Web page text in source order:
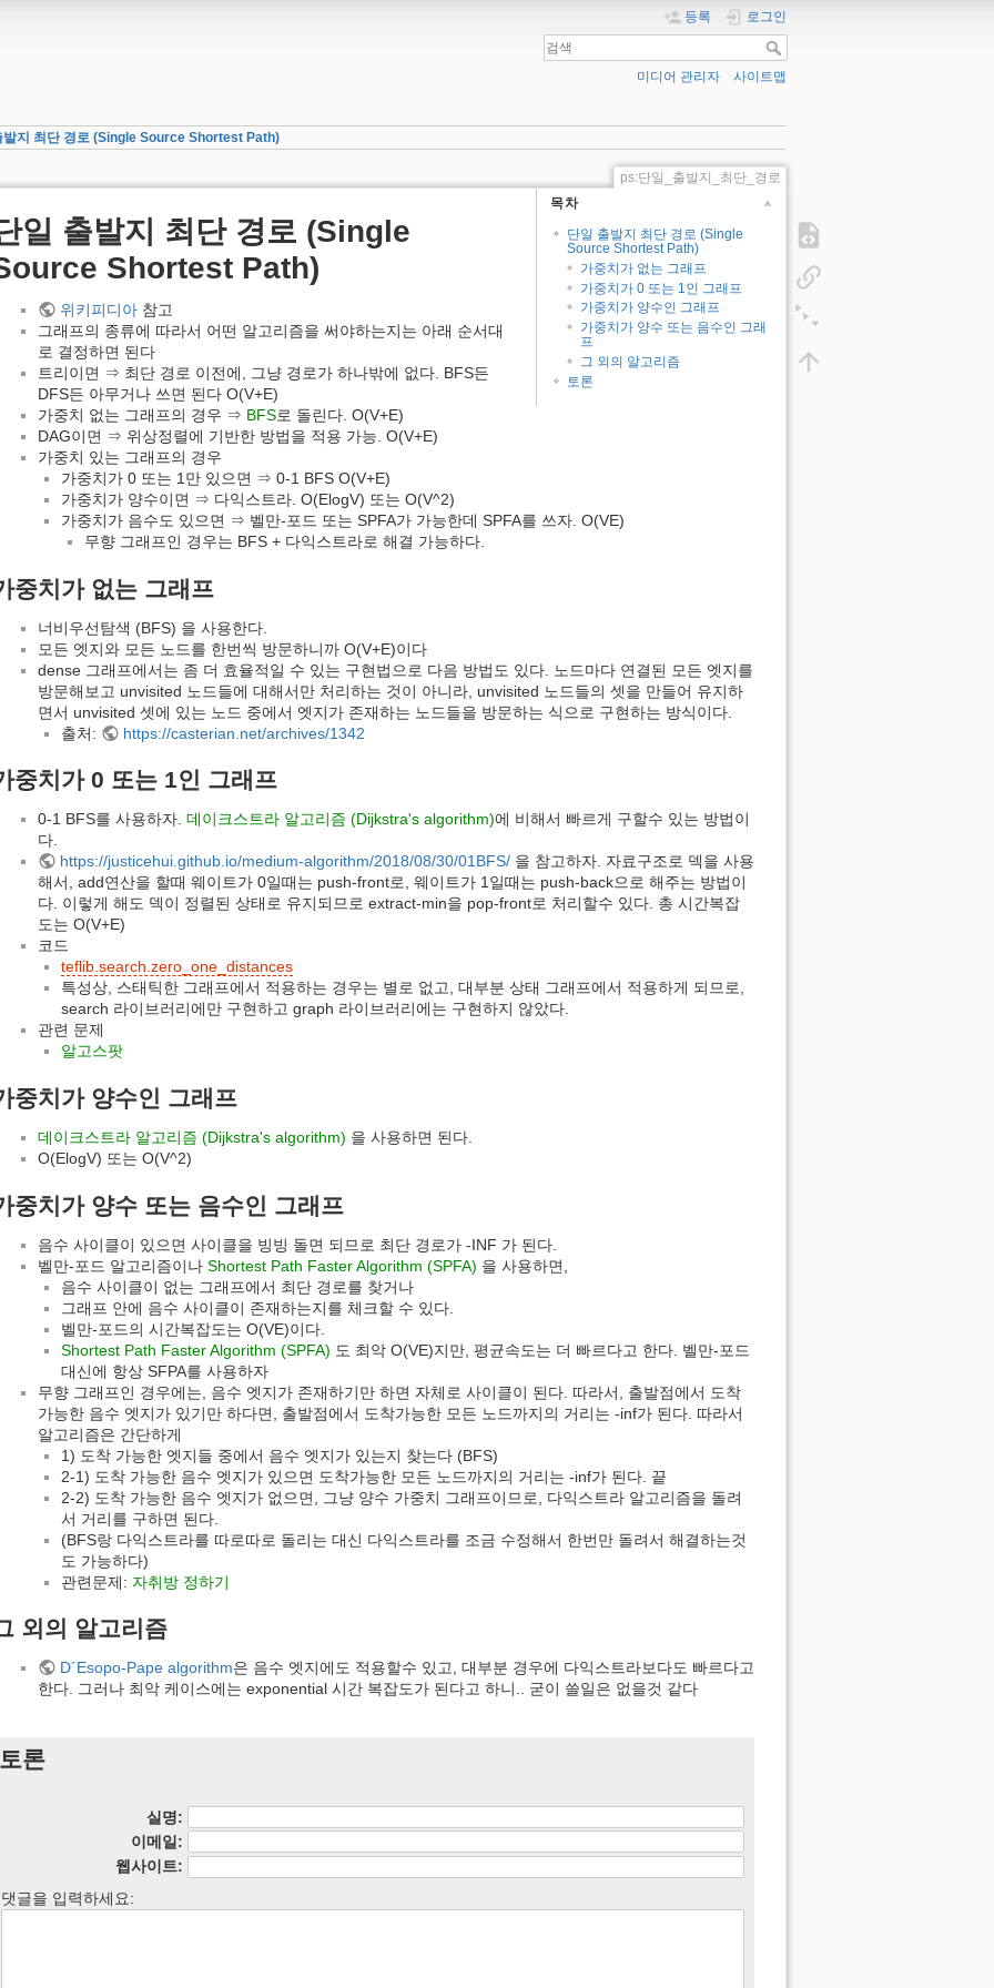
등록 로그인
미디어 관리자 사이트맵
발지 최단 경로 (Single Source Shortest Path)
ps:단일_출발지_최단_경로
목차
단일 출발지 최단 경로 (Single
Source Shortest Path)
가중치가 없는 그래프
가중치가 0 또는 1인 그래프
가중치가 양수인 그래프
가중치가 양수 또는 음수인 그래
프
그 외의 알고리즘
토론
일 출발지 최단 경로 (Single
Shortest Path)
위키피디아참고
그래프의 종류에 따라서 어떤 알고리즘을 써야하는지는 아래 순서대
로 결정하면 된다
트리이면 ⇒ 최단 경로 이전에, 그냥 경로가 하나밖에 없다. BFS든
DFS든 아무거나 쓰면 된다 O(V+E)
가중치 없는 그래프의 경우 ⇒ BFS로 돌린다. O(V+E)
DAG이면 ⇒ 위상정렬에 기반한 방법을 적용 가능. O(V+E)
가중치 있는 그래프의 경우
가중치가 0 또는 1만 있으면 ⇒ 0-1 BFS O(V+E)
가중치가 양수이면 ⇒ 다익스트라. O(ElogV) 또는 O(V^2)
가중치가 음수도 있으면 ⇒ 벨만-포드 또는 SPFA가 가능한데 SPFA를 쓰자. O(VE)
무향 그래프인 경우는 BFS + 다익스트라로 해결 가능하다.
중치가 없는 그래프
너비우선탐색 (BFS) 을 사용한다.
모든 엣지와 모든 노드를 한번씩 방문하니까 O(V+E)이다
dense 그래프에서는 좀 더 효율적일 수 있는 구현법으로 다음 방법도 있다. 노드마다 연결된 모든 엣지를
방문해보고 unvisited 노드들에 대해서만 처리하는 것이 아니라, unvisited 노드들의 셋을 만들어 유지하
면서 unvisited 셋에 있는 노드 중에서 엣지가 존재하는 노드들을 방문하는 식으로 구현하는 방식이다.
출처:
https://casterian.net/archives/1342
중치가 0 또는 1인 그래프
0-1 BFS를 사용하자. 데이크스트라 알고리즘 (Dijkstra's algorithm)에 비해서 빠르게 구할수 있는 방법이
다.
https://justicehui.github.io/medium-algorithm/2018/08/30/01BFS/을 참고하자. 자료구조로 덱을 사용
해서, add연산을 할때 웨이트가 0일때는 push-front로, 웨이트가 1일때는 push-back으로 해주는 방법이
다. 이렇게 해도 덱이 정렬된 상태로 유지되므로 extract-min을 pop-front로 처리할수 있다. 총 시간복잡
도는 O(V+E)
코드
teflib.search.zero_one_distances
특성상, 스태틱한 그래프에서 적용하는 경우는 별로 없고, 대부분 상태 그래프에서 적용하게 되므로,
search 라이브러리에만 구현하고 graph 라이브러리에는 구현하지 않았다.
관련 문제
알고스팟
중치가 양수인 그래프
데이크스트라 알고리즘 (Dijkstra's algorithm) 을 사용하면 된다.
O(ElogV) 또는 O(V^2)
중치가 양수 또는 음수인 그래프
음수 사이클이 있으면 사이클을 빙빙 돌면 되므로 최단 경로가 -INF 가 된다.
벨만-포드 알고리즘이나 Shortest Path Faster Algorithm (SPFA) 을 사용하면,
음수 사이클이 없는 그래프에서 최단 경로를 찾거나
그래프 안에 음수 사이클이 존재하는지를 체크할 수 있다.
벨만-포드의 시간복잡도는 O(VE)이다.
Shortest Path Faster Algorithm (SPFA) 도 최악 O(VE)지만, 평균속도는 더 빠르다고 한다. 벨만-포드
대신에 항상 SFPA를 사용하자
무향 그래프인 경우에는, 음수 엣지가 존재하기만 하면 자체로 사이클이 된다. 따라서, 출발점에서 도착
가능한 음수 엣지가 있기만 하다면, 출발점에서 도착가능한 모든 노드까지의 거리는 -inf가 된다. 따라서
알고리즘은 간단하게
1) 도착 가능한 엣지들 중에서 음수 엣지가 있는지 찾는다 (BFS)
2-1) 도착 가능한 음수 엣지가 있으면 도착가능한 모든 노드까지의 거리는 -inf가 된다. 끝
2-2) 도착 가능한 음수 엣지가 없으면, 그냥 양수 가중치 그래프이므로, 다익스트라 알고리즘을 돌려
서 거리를 구하면 된다.
(BFS랑 다익스트라를 따로따로 돌리는 대신 다익스트라를 조금 수정해서 한번만 돌려서 해결하는것
도 가능하다)
관련문제: 자취방 정하기
외의 알고리즘
D´Esopo-Pape algorithm은 음수 엣지에도 적용할수 있고, 대부분 경우에 다익스트라보다도 빠르다고
한다. 그러나 최악 케이스에는 exponential 시간 복잡도가 된다고 하니.. 굳이 쓸일은 없을것 같다
토론
실명:
이메일:
웹사이트:
댓글을 입력하세요: